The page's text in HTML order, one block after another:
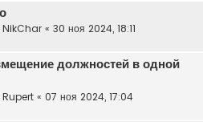
NikChar « 30 ноя 2024, 18:11
должностей в одной
Rupert « 07 ноя 2024, 17:04